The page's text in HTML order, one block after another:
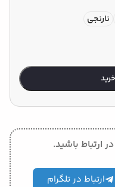
نارنجی
ارتباط باشید.
ارتباط در تلگرام